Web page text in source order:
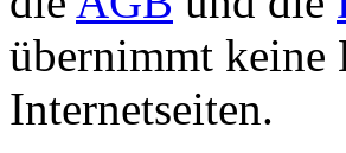
übernimmt keine
Internetseiten.